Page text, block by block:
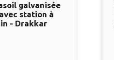
galvanisée
station à
- Drakkar